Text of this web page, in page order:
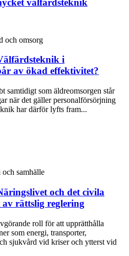
välfärdsteknik
och omsorg
i
av ökad effektivitet?
samtidigt som äldreomsorgen står
när det gäller personalförsörjning
har därför lyfts fram...
samhälle
och det civila
rättslig reglering
roll för att upprätthålla
som energi, transporter,
sjukvård vid kriser och ytterst vid